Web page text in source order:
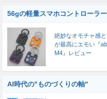
56gの軽量スマホコントローラー
絶妙なオモチャ感
が最高にエモい『
M4』レビュー
AI時代の"ものづくりの軸"